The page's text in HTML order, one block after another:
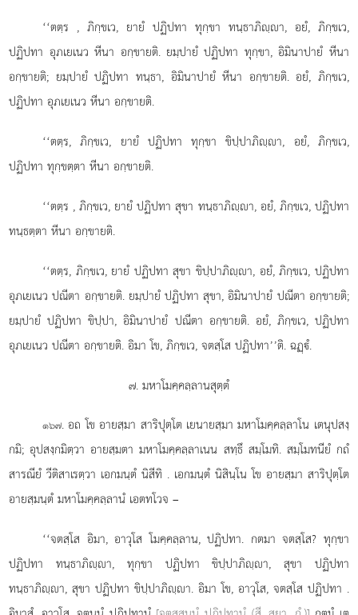
‘‘ตตฺร , ภิกฺขเว, ยายํ ปฏิปทา ทุกฺขา ทนฺธาภิฺา, อยํ, ภิกฺขเว,
ปฏิปทา อุภเยเนว หีนา อกฺขายติ. ยมฺปายํ ปฏิปทา ทุกฺขา, อิมินาปายํ หีนา
อกฺขายติ; ยมฺปายํ ปฏิปทา ทนฺธา, อิมินาปายํ หีนา อกฺขายติ. อยํ, ภิกฺขเว,
ปฏิปทา อุภเยเนว หีนา อกฺขายติ.
‘‘ตตฺร, ภิกฺขเว, ยายํ ปฏิปทา ทุกฺขา ขิปฺปาภิฺา, อยํ, ภิกฺขเว,
ปฏิปทา ทุกฺขตฺตา หีนา อกฺขายติ.
‘‘ตตฺร , ภิกฺขเว, ยายํ ปฏิปทา สุขา ทนฺธาภิฺา, อยํ, ภิกฺขเว, ปฏิปทา
ทนฺธตฺตา หีนา อกฺขายติ.
‘‘ตตฺร, ภิกฺขเว, ยายํ ปฏิปทา สุขา ขิปฺปาภิฺา, อยํ, ภิกฺขเว, ปฏิปทา
อุภเยเนว ปณีตา อกฺขายติ. ยมฺปายํ ปฏิปทา สุขา, อิมินาปายํ ปณีตา อกฺขายติ;
ยมฺปายํ ปฏิปทา ขิปฺปา, อิมินาปายํ ปณีตา อกฺขายติ. อยํ, ภิกฺขเว, ปฏิปทา
อุภเยเนว ปณีตา อกฺขายติ. อิมา โข, ภิกฺขเว, จตสฺโส ปฏิปทา’’ติ. ฉฏฺํ.
๗. มหาโมคฺคลฺลานสุตฺตํ
๑๖๗. อถ โข อายสฺมา สาริปุตฺโต เยนายสฺมา มหาโมคฺคลฺลาโน เตนุปสงฺ
กมิ; อุปสงฺกมิตฺวา อายสฺมตา มหาโมคฺคลฺลาเนน สทฺธึ สมฺโมทิ. สมฺโมทนียํ กถํ
สารณียํ วีติสาเรตฺวา เอกมนฺตํ นิสีทิ . เอกมนฺตํ นิสินฺโน โข อายสฺมา สาริปุตฺโต
อายสฺมนฺตํ มหาโมคฺคลฺลานํ เอตทโวจ –
‘‘จตสฺโส อิมา, อาวุโส โมคฺคลฺลาน, ปฏิปทา. กตมา จตสฺโส? ทุกฺขา
ปฏิปทา ทนฺธาภิฺา, ทุกฺขา ปฏิปทา ขิปฺปาภิฺา, สุขา ปฏิปทา
ทนฺธาภิฺา, สุขา ปฏิปทา ขิปฺปาภิฺา. อิมา โข, อาวุโส, จตสฺโส ปฏิปทา .